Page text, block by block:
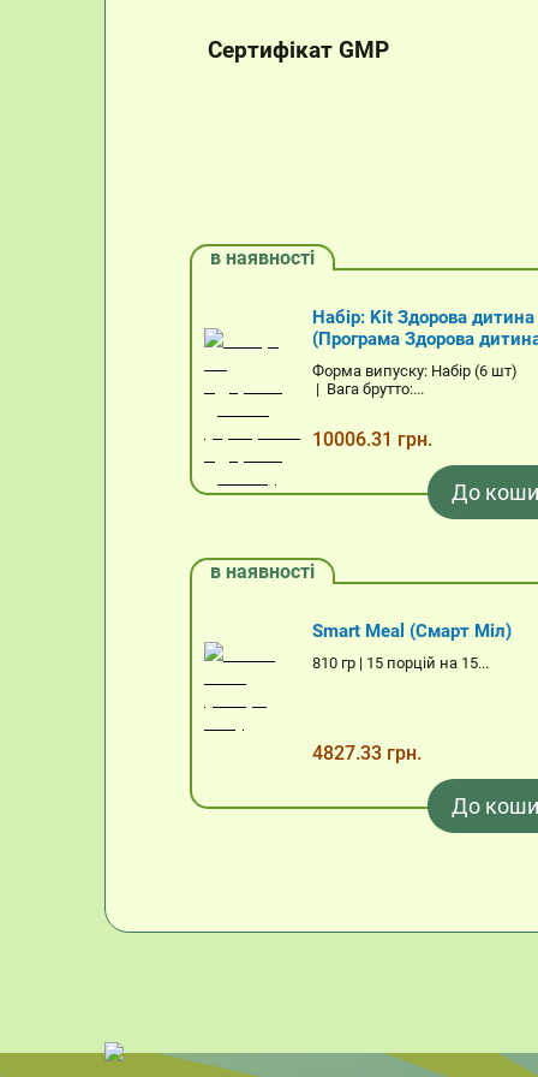
Сертифікат GMP
в наявності
Набір: Kit Здорова дитина
(Програма Здорова
Форма випуску: Набір (6 шт)
| Вага брутто:...
10006.31 грн.
До
в наявності
Smart Meal (Смарт Міл)
810 гр | 15 порцій на 15...
4827.33 грн.
До